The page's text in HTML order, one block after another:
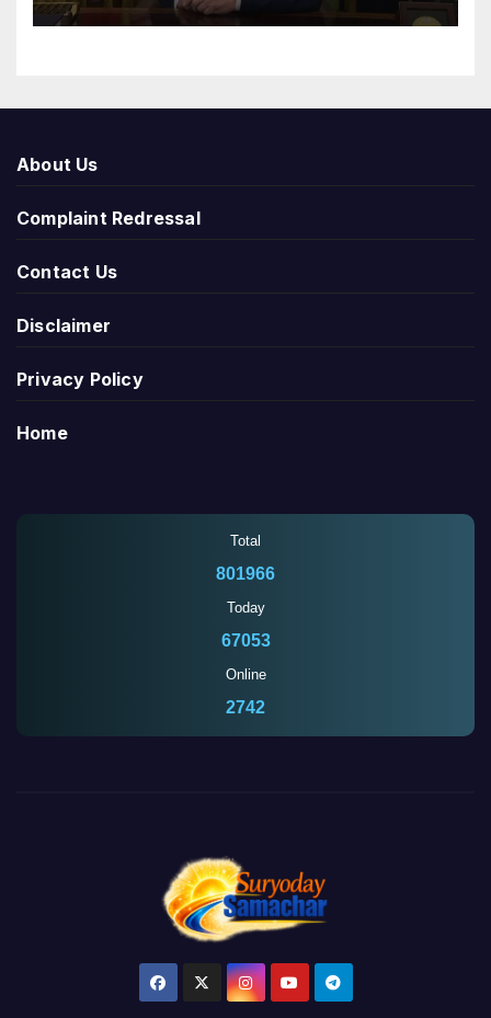
About Us
Complaint Redressal
Contact Us
Disclaimer
Privacy Policy
Home
Total
801966
Today
67053
Online
2742